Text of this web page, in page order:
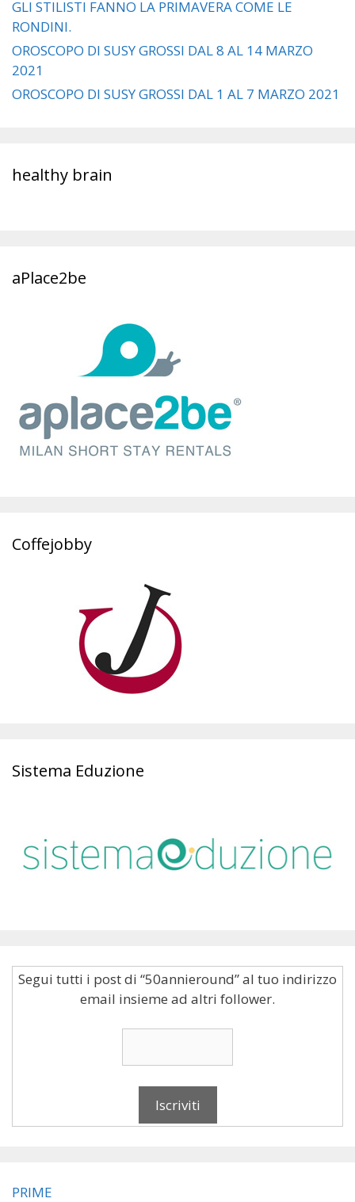
GLI STILISTI FANNO LA PRIMAVERA COME LE
RONDINI.
OROSCOPO DI SUSY GROSSI DAL 8 AL 14 MARZO
2021
OROSCOPO DI SUSY GROSSI DAL 1 AL 7 MARZO 2021
healthy brain
aPlace2be
Coffejobby
Sistema Eduzione
Segui tutti i post di “50annieround” al tuo indirizzo
email insieme ad altri follower.
PRIME